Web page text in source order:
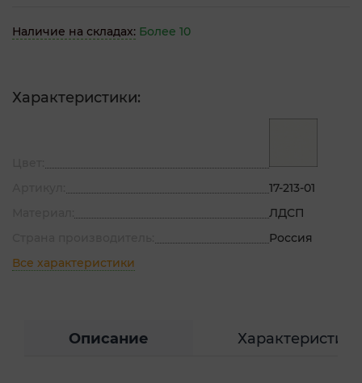
Наличие на складах: Более 10
Характеристики:
17-213-01
ЛДСП
Россия
Все характеристики
Описание Характеристики